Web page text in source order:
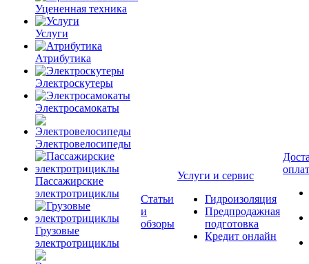
Уцененная техника
Услуги
Атрибутика
Электроскутеры
Электросамокаты
Электровелосипеды
Пассажирские
электротрициклы
Грузовые
электротрициклы
Статьи
и
обзоры
Услуги и сервис
Гидроизоляция
Предпродажная
подготовка
Кредит онлайн